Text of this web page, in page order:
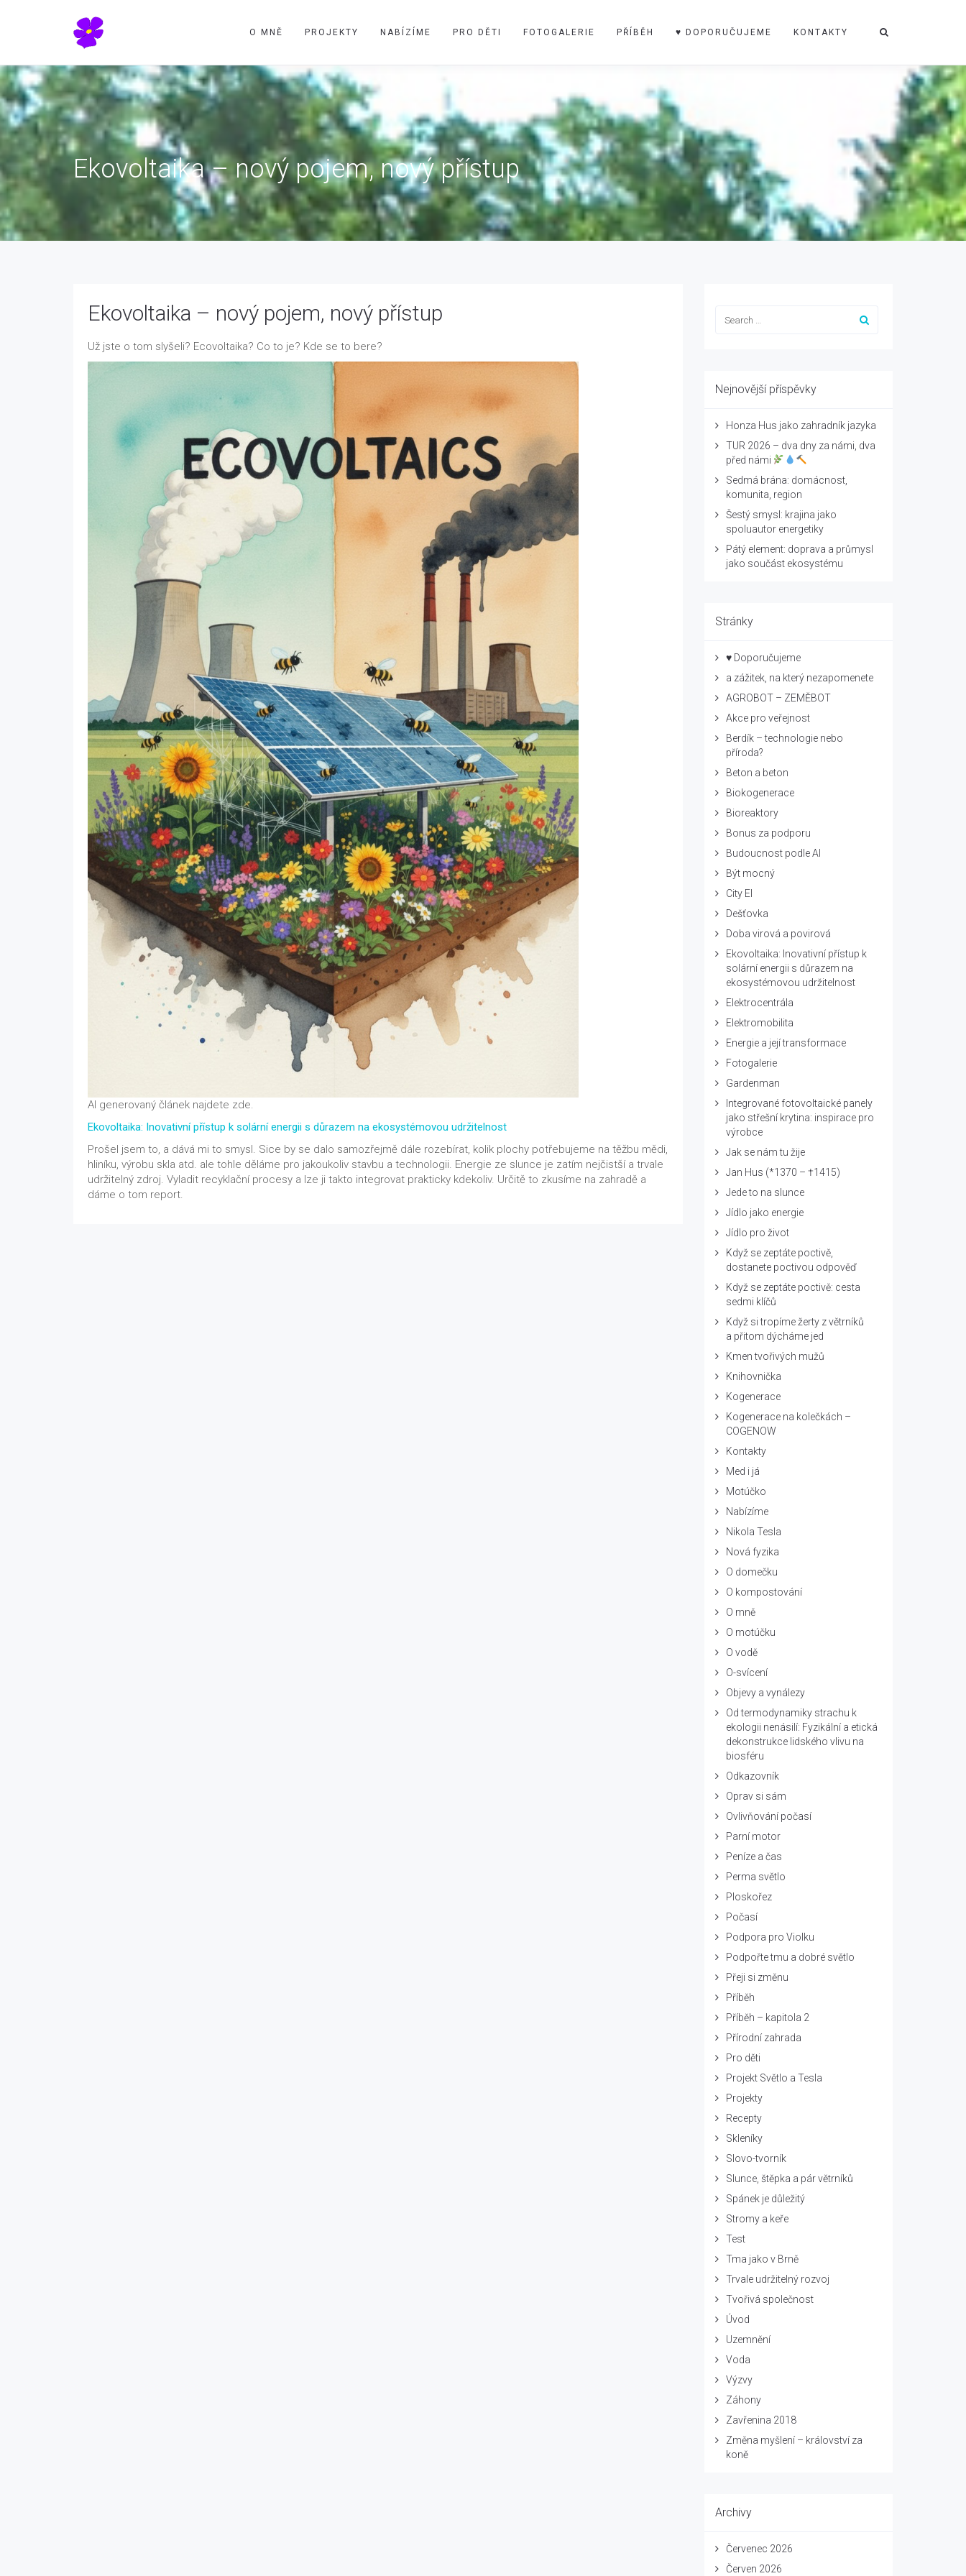
O MNĚ PROJEKTY NABÍZÍME PRO DĚTI FOTOGALERIE PŘÍBĚH ♥ DOPORUČUJEME KONTAKTY
Ekovoltaika – nový pojem, nový přístup
Ekovoltaika – nový pojem, nový přístup
Už jste o tom slyšeli? Ecovoltaika? Co to je? Kde se to bere?
AI generovaný článek najdete zde.
Ekovoltaika: Inovativní přístup k solární energii s důrazem na ekosystémovou udržitelnost
Prošel jsem to, a dává mi to smysl. Sice by se dalo samozřejmě dále rozebírat, kolik plochy potřebujeme na těžbu mědi,
hliníku, výrobu skla atd. ale tohle děláme pro jakoukoliv stavbu a technologii. Energie ze slunce je zatím nejčistší a trvale
udržitelný zdroj. Vyladit recyklační procesy a lze ji takto integrovat prakticky kdekoliv. Určitě to zkusíme na zahradě a
dáme o tom report.
Nejnovější příspěvky
Honza Hus jako zahradník jazyka
TUR 2026 – dva dny za námi, dva
před námi
Sedmá brána: domácnost,
komunita, region
Šestý smysl: krajina jako
spoluautor energetiky
Pátý element: doprava a průmysl
jako součást ekosystému
Stránky
♥ Doporučujeme
a zážitek, na který nezapomenete
AGROBOT – ZEMĚBOT
Akce pro veřejnost
Berdík – technologie nebo
příroda?
Beton a beton
Biokogenerace
Bioreaktory
Bonus za podporu
Budoucnost podle AI
Být mocný
City El
Dešťovka
Doba virová a povirová
Ekovoltaika: Inovativní přístup k
solární energii s důrazem na
ekosystémovou udržitelnost
Elektrocentrála
Elektromobilita
Energie a její transformace
Fotogalerie
Gardenman
Integrované fotovoltaické panely
jako střešní krytina: inspirace pro
výrobce
Jak se nám tu žije
Jan Hus (*1370 – †1415)
Jede to na slunce
Jídlo jako energie
Jídlo pro život
Když se zeptáte poctivě,
dostanete poctivou odpověď
Když se zeptáte poctivě: cesta
sedmi klíčů
Když si tropíme žerty z větrníků
a přitom dýcháme jed
Kmen tvořivých mužů
Knihovnička
Kogenerace
Kogenerace na kolečkách –
COGENOW
Kontakty
Med i já
Motúčko
Nabízíme
Nikola Tesla
Nová fyzika
O domečku
O kompostování
O mně
O motúčku
O vodě
O-svícení
Objevy a vynálezy
Od termodynamiky strachu k
ekologii nenásilí: Fyzikální a etická
dekonstrukce lidského vlivu na
biosféru
Odkazovník
Oprav si sám
Ovlivňování počasí
Parní motor
Peníze a čas
Perma světlo
Ploskořez
Počasí
Podpora pro Violku
Podpořte tmu a dobré světlo
Přeji si změnu
Příběh
Příběh – kapitola 2
Přírodní zahrada
Pro děti
Projekt Světlo a Tesla
Projekty
Recepty
Skleníky
Slovo-tvorník
Slunce, štěpka a pár větrníků
Spánek je důležitý
Stromy a keře
Test
Tma jako v Brně
Trvale udržitelný rozvoj
Tvořivá společnost
Úvod
Uzemnění
Voda
Výzvy
Záhony
Zavřenina 2018
Změna myšlení – království za
koně
Archivy
Červenec 2026
Červen 2026